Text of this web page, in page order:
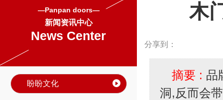
—Panpan doors—
新闻资讯中心
News Center
盼盼文化
木
分享到：
摘要 : 品
洞,反而会